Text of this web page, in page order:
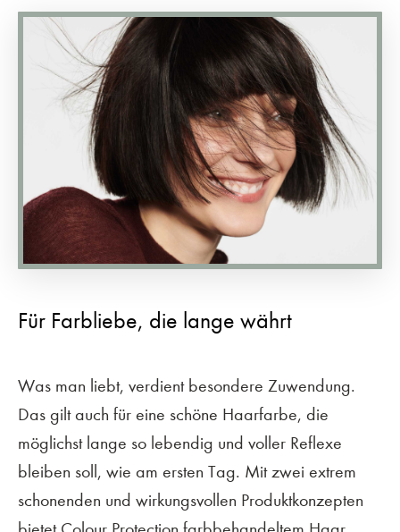
Für Farbliebe, die lange währt
Was man liebt, verdient besondere Zuwendung.
Das gilt auch für eine schöne Haarfarbe, die
möglichst lange so lebendig und voller Reflexe
bleiben soll, wie am ersten Tag. Mit zwei extrem
schonenden und wirkungsvollen Produktkonzepten